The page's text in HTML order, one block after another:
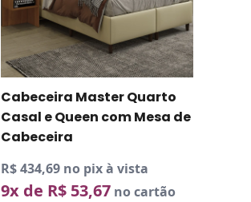
Cabeceira Master Quarto
Casal e Queen com Mesa de
Cabeceira
R$ 434,69 no pix à vista
9x de R$ 53,67 no cartão